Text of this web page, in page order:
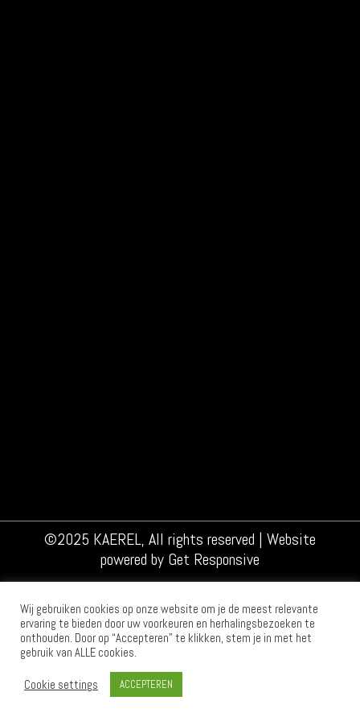
©2025 KAEREL, All rights reserved | Website
powered by Get Responsive
Wij gebruiken cookies op onze website om je de meest relevante
ervaring te bieden door uw voorkeuren en herhalingsbezoeken te
onthouden. Door op “Accepteren” te klikken, stem je in met het
gebruik van ALLE cookies.
Cookie settings ACCEPTEREN